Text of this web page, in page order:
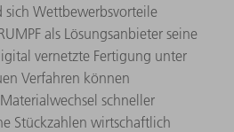
Wettbewerbsvorteile
als Lösungsanbieter seine
vernetzte Fertigung unter
Verfahren können
schneller
Stückzahlen wirtschaftlich